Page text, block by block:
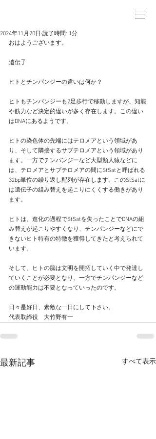
2024年11月20日 読了時間: 1分
おはようございます。
遺伝子
ヒトとチンパンジーの違いは何か？
ヒトもチンパンジーも2足歩行で移動しますが、知能
や筋力など決定的違いが多く存在します。この違い
はDNAにあるようです。
ヒトの染色体の先端にはテロメアという領域があ
り、そして隣接するサブテロメアという領域があり
ます。一方でチンパンジーなど大型類人猿などに
は、テロメアとサブテロメアの間にStSatと呼ばれる
32bp単位の繰り返し配列が存在します。このStSatに
は遺伝子の組み替えを起こりにくくする働きがあり
ます。
ヒトは、進化の過程でStSatを失ったことでDNAの組
み替えが起こりやすくなり、チンパンジーなどにで
きないヒト特有の特徴を獲得してきたと考えられて
います。
そして、ヒトの脳は文明を開拓していく中で発達し
ていくことが必要となり、一方でチンパンジーなど
の運動能力は不要となっていったのです。
日々是好日、素敵な一日にして下さい。
代表取締役　大竹野有一
最新記事 すべて表示